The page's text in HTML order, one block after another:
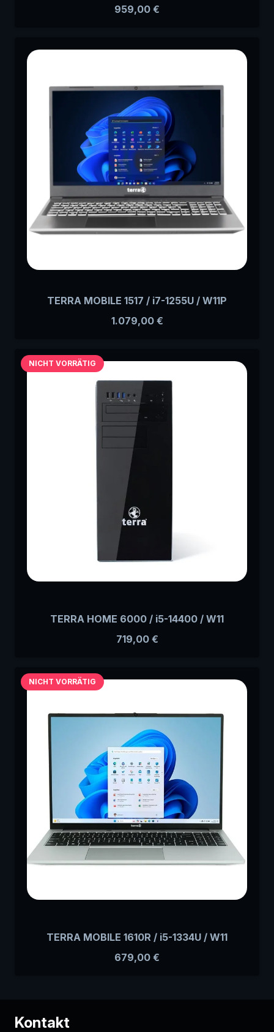
959,00 €
TERRA MOBILE 1517 / i7-1255U / W11P
1.079,00 €
NICHT VORRÄTIG
TERRA HOME 6000 / i5-14400 / W11
719,00 €
NICHT VORRÄTIG
TERRA MOBILE 1610R / i5-1334U / W11
679,00 €
Kontakt